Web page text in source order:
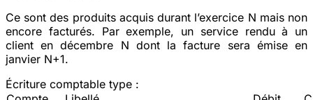
Ce sont des produits acquis durant l’exercice N mais non
encore facturés. Par exemple, un service rendu à un
client en décembre N dont la facture sera émise en
janvier N+1.
Écriture comptable type :